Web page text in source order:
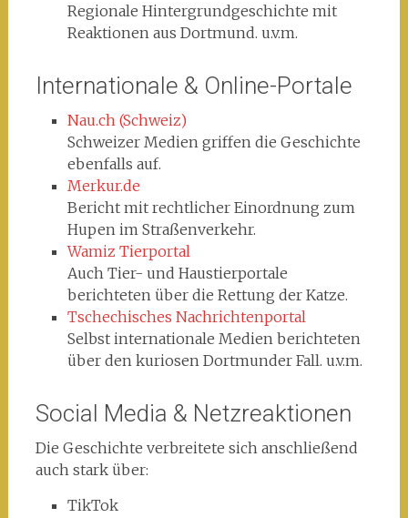
Regionale Hintergrundgeschichte mit
Reaktionen aus Dortmund. u.v.m.
Internationale & Online-Portale
Nau.ch (Schweiz)
Schweizer Medien griffen die Geschichte
ebenfalls auf.
Merkur.de
Bericht mit rechtlicher Einordnung zum
Hupen im Straßenverkehr.
Wamiz Tierportal
Auch Tier- und Haustierportale
berichteten über die Rettung der Katze.
Tschechisches Nachrichtenportal
Selbst internationale Medien berichteten
über den kuriosen Dortmunder Fall. u.v.m.
Social Media & Netzreaktionen
Die Geschichte verbreitete sich anschließend
auch stark über:
TikTok